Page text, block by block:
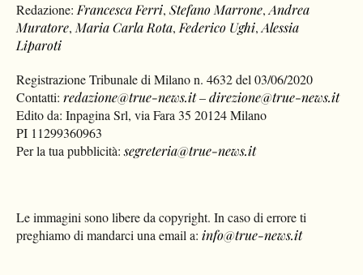
Redazione: Francesca Ferri,Stefano Marrone,Andrea
Muratore, Maria Carla Rota, Federico Ughi,Alessia
Liparoti
Registrazione Tribunale di Milano n. 4632 del 03/06/2020
Contatti:redazione@true-news.it–direzione@true-news.it
Edito da: Inpagina Srl, via Fara 35 20124 Milano
PI 11299360963
Per la tua pubblicità:segreteria@true-news.it
Le immagini sono libere da copyright. In caso di errore ti
preghiamo di mandarci una email a: info@true-news.it